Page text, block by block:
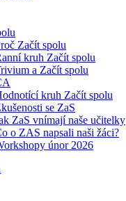
Začít spolu
kruh Začít spolu
a Začít spolu
kruh Začít spolu
se ZaS
ZaS vnímají naše učitelky
o ZAS napsali naši žáci?
únor 2026